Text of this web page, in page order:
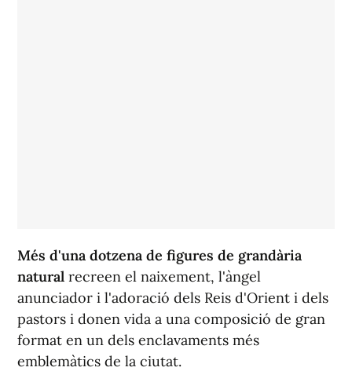
Més d'una dotzena de figures de grandària
natural recreen el naixement, l'àngel
anunciador i l'adoració dels Reis d'Orient i dels
pastors i donen vida a una composició de gran
format en un dels enclavaments més
emblemàtics de la ciutat.